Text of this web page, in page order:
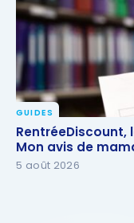
RentréeDiscount,
Mon avis de
GUIDES
RentréeDiscount,
Mon avis de
5 août 2026